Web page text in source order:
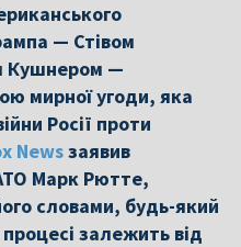
— Стівом
Кушнером —
мирної угоди, яка
Росії проти
Newsзаявив
Марк Рютте,
словами, будь-який
залежить від